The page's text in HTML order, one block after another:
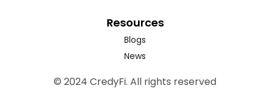
Resources
Blogs
News
© 2024 CredyFi. All rights reserved